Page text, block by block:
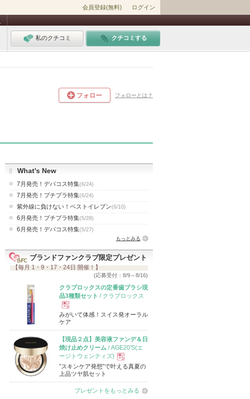
会員登録(無料) ログイン
私のクチコミ クチコミする
フォロー フォローとは？
What's New
7月発売！デパコス特集(6/24)
7月発売！プチプラ特集(6/24)
紫外線に負けない！ベストイレブン(6/10)
6月発売！プチプラ特集(5/28)
6月発売！デパコス特集(5/27)
もっとみる
ブランドファンクラブ限定プレゼント
【毎月 1・9・17・24日 開催！】
(応募受付：8/9～8/16)
クラプロックスの定番歯ブラシ現
品3種類セット / クラプロックス
現
品
みがいて体感！スイス発オーラル
ケア
【現品２点】美容液ファンデ＆日
焼け止めクリーム / AGE20'S(エ
ージトウェンティズ)
現
品
”スキンケア発想”で叶える真夏の
上品ツヤ肌セット
プレゼントをもっとみる